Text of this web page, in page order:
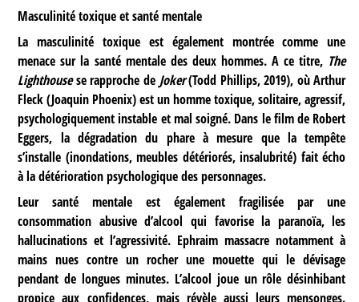
Masculinité toxique et santé mentale
La masculinité toxique est également montrée comme une
menace sur la santé mentale des deux hommes. A ce titre, The
Lighthousese rapproche de Joker(Todd Phillips, 2019), où Arthur
Fleck (Joaquin Phoenix) est un homme toxique, solitaire, agressif,
psychologiquement instable et mal soigné. Dans le film de Robert
Eggers, la dégradation du phare à mesure que la tempête
s’installe (inondations, meubles détériorés, insalubrité) fait écho
à la détérioration psychologique des personnages.
Leur santé mentale est également fragilisée par une
consommation abusive d’alcool qui favorise la paranoïa, les
hallucinations et l’agressivité. Ephraim massacre notamment à
mains nues contre un rocher une mouette qui le dévisage
pendant de longues minutes. L’alcool joue un rôle désinhibant
propice aux confidences, mais révèle aussi leurs mensonges.